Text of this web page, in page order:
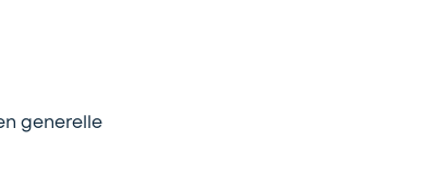
generelle